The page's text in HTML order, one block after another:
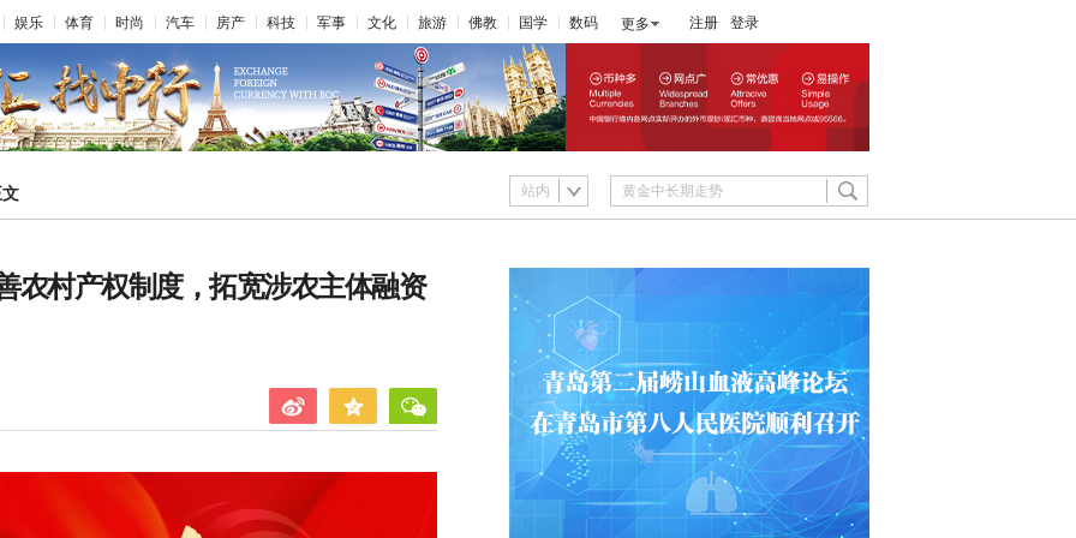
娱乐 体育 时尚 汽车 房产 科技 军事 文化 旅游 佛教 国学 数码 更多 注册 登录
站内
农村产权制度，拓宽涉农主体融资